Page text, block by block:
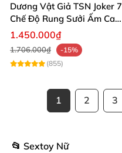
Dương Vật Giả TSN Joker 7
Chế Độ Rung Sưởi Ấm Cao
Cấp
1.450.000₫
1.706.000₫
-15%
(855)
1 2 3
📂 Sextoy Nữ